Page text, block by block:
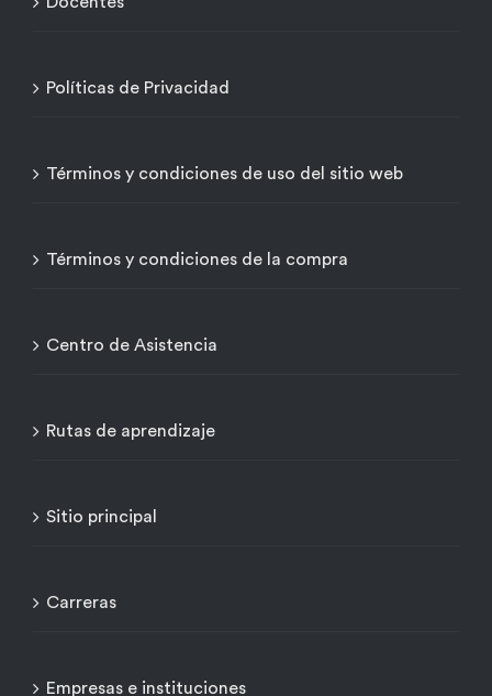
Políticas de Privacidad
Términos y condiciones de uso del sitio web
Términos y condiciones de la compra
Centro de Asistencia
Rutas de aprendizaje
Sitio principal
Carreras
Empresas e instituciones